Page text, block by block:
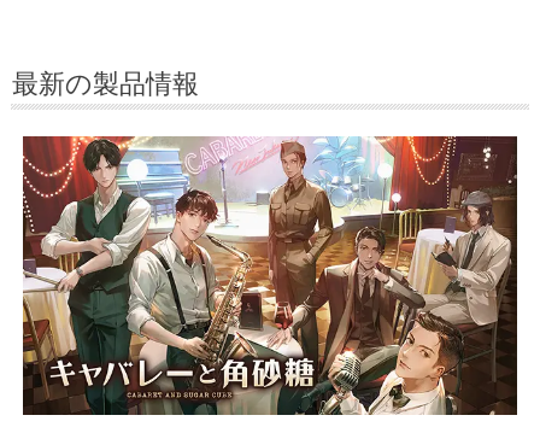
最新の製品情報